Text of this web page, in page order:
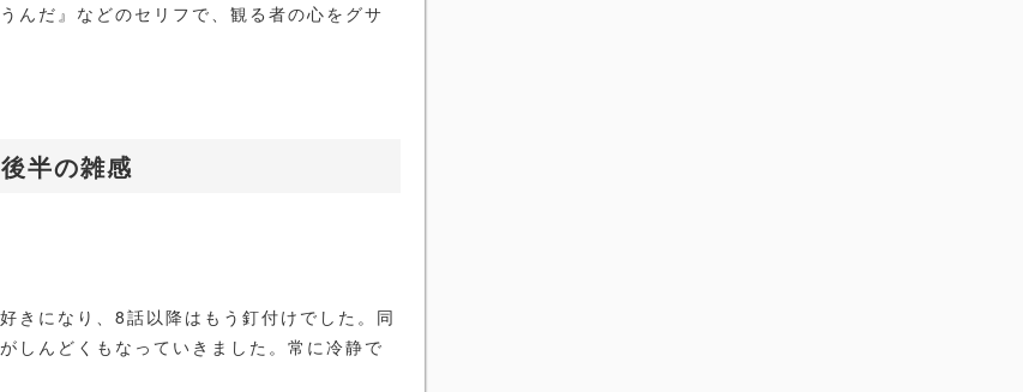
んだ』などのセリフで、観る者の心をグサ
半の雑感
きになり、8話以降はもう釘付けでした。同
しんどくもなっていきました。常に冷静で